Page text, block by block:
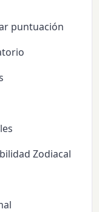
puntuación
Zodiacal